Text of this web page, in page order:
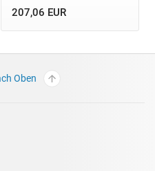
207,06 EUR
Oben